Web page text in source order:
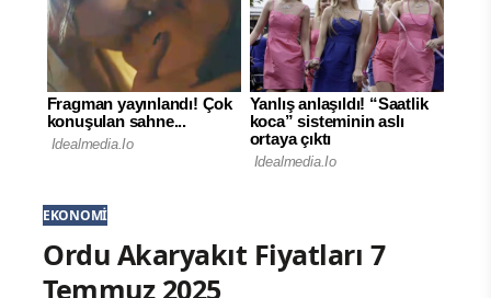
EKONOMI
Ordu Akaryakıt Fiyatları 7
Temmuz 2025